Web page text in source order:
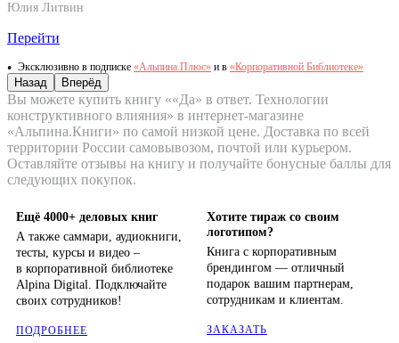
Юлия Литвин
Перейти
Эксклюзивно в подписке «Альпина.Плюс» и в «Корпоративной Библиотеке»
Назад Вперёд
Вы можете купить книгу ««Да» в ответ. Технологии
конструктивного влияния» в интернет-магазине
«Альпина.Книги» по самой низкой цене. Доставка по всей
территории России самовывозом, почтой или курьером.
Оставляйте отзывы на книгу и получайте бонусные баллы для
следующих покупок.
Ещё 4000+ деловых книг
А также саммари, аудиокниги,
тесты, курсы и видео –
в корпоративной библиотеке
Alpina Digital. Подключайте
своих сотрудников!
ПОДРОБНЕЕ
Хотите тираж со своим
логотипом?
Книга с корпоративным
брендингом — отличный
подарок вашим партнерам,
сотрудникам и клиентам.
ЗАКАЗАТЬ